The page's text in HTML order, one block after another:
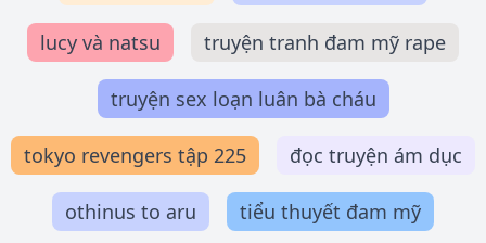
lucy và natsu truyện tranh đam mỹ rape
truyện sex loạn luân bà cháu
tokyo revengers tập 225 đọc truyện ám dục
othinus to aru tiểu thuyết đam mỹ